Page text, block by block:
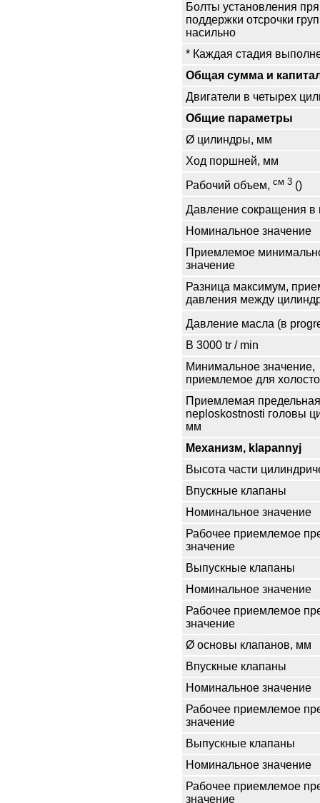
Болты установления
поддержки отсрочки
насильно
* Каждая стадия
Общая сумма и
Двигатели в четырех
Общие параметры
Ø цилиндры, мм
Ход поршней, мм
Рабочий объем, см 3 ()
Давление сокращения в
Номинальное значение
Приемлемое
значение
Разница максимум,
давления между
Давление масла (в
В 3000 tr / min
Минимальное значение,
приемлемое для
Приемлемая
neploskostnosti головы
мм
Механизм, klapannyj
Высота части
Впускные клапаны
Номинальное значение
Рабочее приемлемое
значение
Выпускные клапаны
Номинальное значение
Рабочее приемлемое
значение
Ø основы клапанов, мм
Впускные клапаны
Номинальное значение
Рабочее приемлемое
значение
Выпускные клапаны
Номинальное значение
Рабочее приемлемое
значение